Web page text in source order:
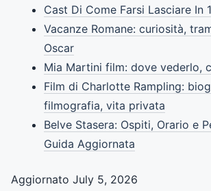
Cast Di Come Farsi Lasciare In
Vacanze Romane: curiosità,
Oscar
Mia Martini film: dove vederlo,
Film di Charlotte Rampling:
filmografia, vita privata
Belve Stasera: Ospiti, Orario e
Guida Aggiornata
Aggiornato July 5, 2026